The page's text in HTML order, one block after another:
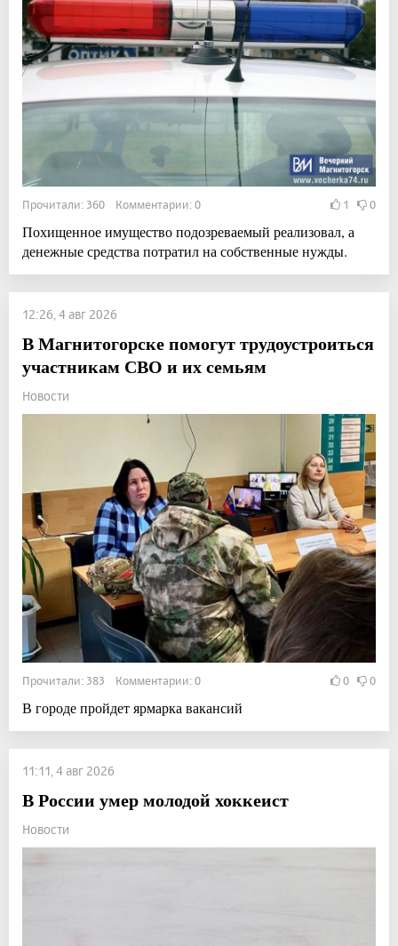
Прочитали: 360 Комментарии: 0 1 0
Похищенное имущество подозреваемый реализовал, а
денежные средства потратил на собственные нужды.
12:26, 4 авг 2026
В Магнитогорске помогут трудоустроиться
участникам СВО и их семьям
Новости
Прочитали: 383 Комментарии: 0 0 0
В городе пройдет ярмарка вакансий
11:11, 4 авг 2026
В России умер молодой хоккеист
Новости